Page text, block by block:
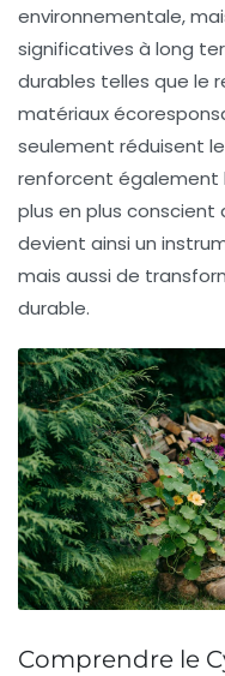
environnementale,
significatives à long
durables telles que le
matériaux
seulement réduisent
renforcent également
plus en plus conscient
devient ainsi un
mais aussi de
durable.
Comprendre le